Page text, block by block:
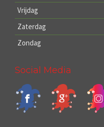
Vrijdag
Zaterdag
Zondag
Social Media